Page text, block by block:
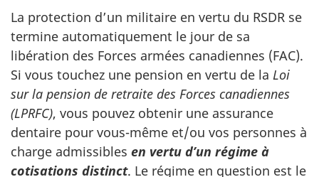
La protection d’un militaire en vertu du RSDR se
termine automatiquement le jour de sa
libération des Forces armées canadiennes (FAC).
Si vous touchez une pension en vertu de la Loi
sur la pension de retraite des Forces canadiennes
(LPRFC), vous pouvez obtenir une assurance
dentaire pour vous-même et/ou vos personnes à
charge admissibles en vertu d’un régime à
cotisations distinct. Le régime en question est le